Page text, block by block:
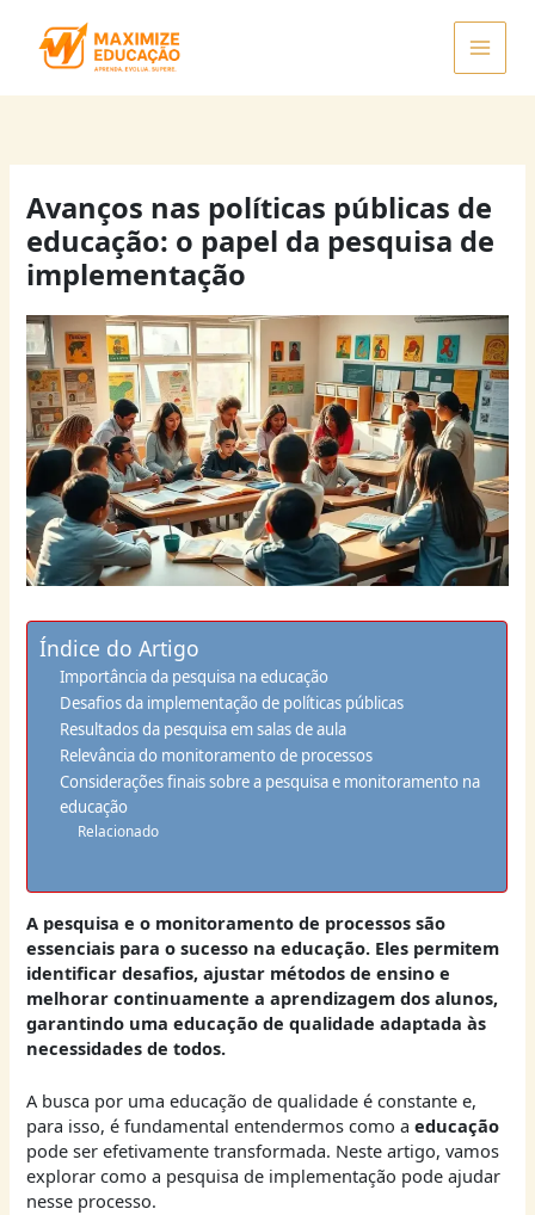
Avanços nas políticas públicas de
educação: o papel da pesquisa de
implementação
Índice do Artigo
Importância da pesquisa na educação
Desafios da implementação de políticas públicas
Resultados da pesquisa em salas de aula
Relevância do monitoramento de processos
Considerações finais sobre a pesquisa e monitoramento na
educação
Relacionado
A pesquisa e o monitoramento de processos são
essenciais para o sucesso na educação. Eles permitem
identificar desafios, ajustar métodos de ensino e
melhorar continuamente a aprendizagem dos alunos,
garantindo uma educação de qualidade adaptada às
necessidades de todos.
A busca por uma educação de qualidade é constante e,
para isso, é fundamental entendermos como aeducação
pode ser efetivamente transformada. Neste artigo, vamos
explorar como a pesquisa de implementação pode ajudar
nesse processo.